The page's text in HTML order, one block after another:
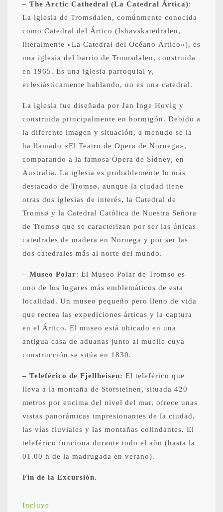
– The Arctic Cathedral (La Catedral Ártica):
La iglesia de Tromsdalen, comúnmente conocida
como Catedral del Ártico (Ishavskatedralen,
literalmente «La Catedral del Océano Ártico»), es
una iglesia del barrio de Tromsdalen, construida
en 1965. Es una iglesia parroquial y,
eclesiásticamente hablando, no es una catedral.
La iglesia fue diseñada por Jan Inge Hovig y
construida principalmente en hormigón. Debido a
la diferente imagen y situación, a menudo se la
ha llamado «El Teatro de Opera de Noruega»,
comparando a la famosa Ópera de Sídney, en
Australia. La iglesia es probablemente lo más
destacado de Tromsø, aunque la ciudad tiene
otras dos iglesias de interés, la Catedral de
Tromsø y la Catedral Católica de Nuestra Señora
de Tromsø que se caracterizan por ser las únicas
catedrales de madera en Noruega y por ser las
dos catedrales más al norte del mundo.
– Museo Polar: El Museo Polar de Tromso es
uno de los lugares más emblemáticos de esta
localidad. Un museo pequeño pero lleno de vida
que recrea las expediciones árticas y la captura
en el Ártico. El museo está ubicado en una
antigua casa de aduanas junto al muelle cuya
construcción se sitúa en 1830.
– Teleférico de Fjellheisen: El teleférico que
lleva a la montaña de Storsteinen, situada 420
metros por encima del nivel del mar, ofrece unas
vistas panorámicas impresionantes de la ciudad,
las vías fluviales y las montañas colindantes. El
teleférico funciona durante todo el año (hasta la
01.00 h de la madrugada en verano).
Fin de la Excursión.
Incluye